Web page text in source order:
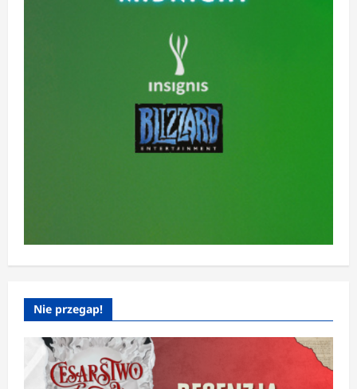
Nie przegap!